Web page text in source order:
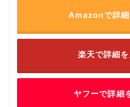
Amazonで詳
楽天で詳細
ヤフーで詳細